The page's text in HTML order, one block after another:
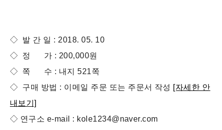
◇ 발 간 일 : 2018. 05. 10
◇ 정 가 : 200,000원
◇ 쪽 수 : 내지 521쪽
◇ 구매 방법 : 이메일 주문 또는 주문서 작성 [자세한 안
내보기]
◇ 연구소 e-mail : kole1234@naver.com